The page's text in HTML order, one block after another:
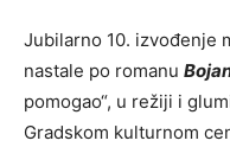
Jubilarno 10. izvođenje
nastale po romanu
pomogao“, u režiji i
Gradskom kulturnom